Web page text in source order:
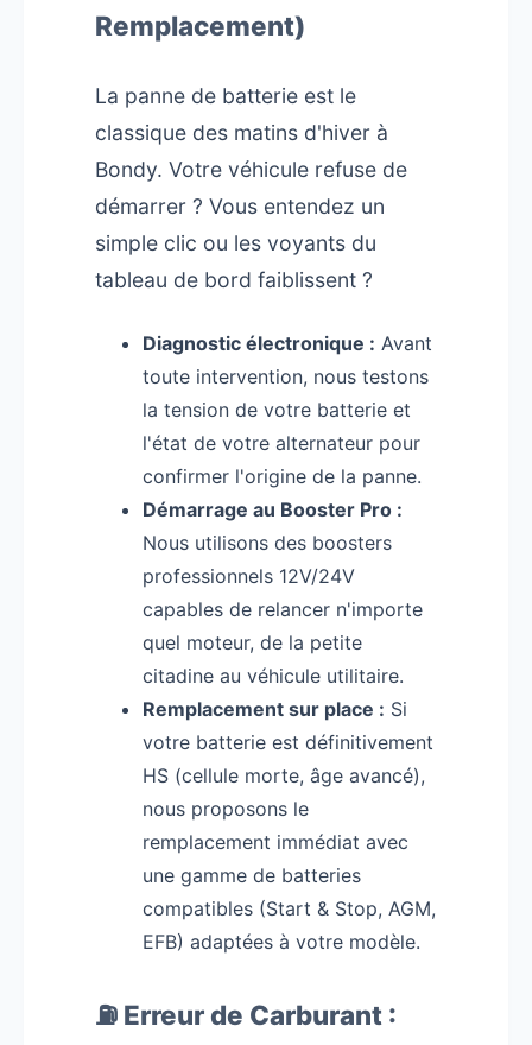
Remplacement)
La panne de batterie est le
classique des matins d'hiver à
Bondy. Votre véhicule refuse de
démarrer ? Vous entendez un
simple clic ou les voyants du
tableau de bord faiblissent ?
Diagnostic électronique : Avant
toute intervention, nous testons
la tension de votre batterie et
l'état de votre alternateur pour
confirmer l'origine de la panne.
Démarrage au Booster Pro :
Nous utilisons des boosters
professionnels 12V/24V
capables de relancer n'importe
quel moteur, de la petite
citadine au véhicule utilitaire.
Remplacement sur place : Si
votre batterie est définitivement
HS (cellule morte, âge avancé),
nous proposons le
remplacement immédiat avec
une gamme de batteries
compatibles (Start & Stop, AGM,
EFB) adaptées à votre modèle.
⛽ Erreur de Carburant :